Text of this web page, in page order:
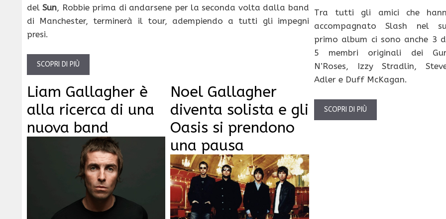
delSun, Robbie prima di andarsene per la seconda volta dalla band
di Manchester, terminerà il tour, adempiendo a tutti gli impegni
presi.
SCOPRI DI PIÙ
Tra tutti gli amici che
accompagnato Slash nel
primo album ci sono anche 3
5 membri originali dei
N’Roses, Izzy Stradlin,
Adler e Duff McKagan.
SCOPRI DI PIÙ
Liam Gallagher è
alla ricerca di una
nuova band
Noel Gallagher
diventa solista e gli
Oasis si prendono
una pausa